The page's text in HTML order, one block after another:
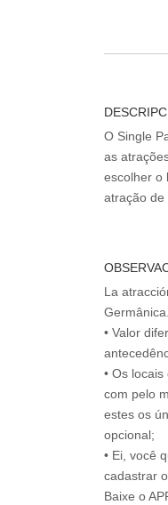
O Single
as
escolher o
atração de
La
Germânica.
• Valor
• Os
com pelo
estes os
opcional;
• Ei, você
cadastrar
Baixe o